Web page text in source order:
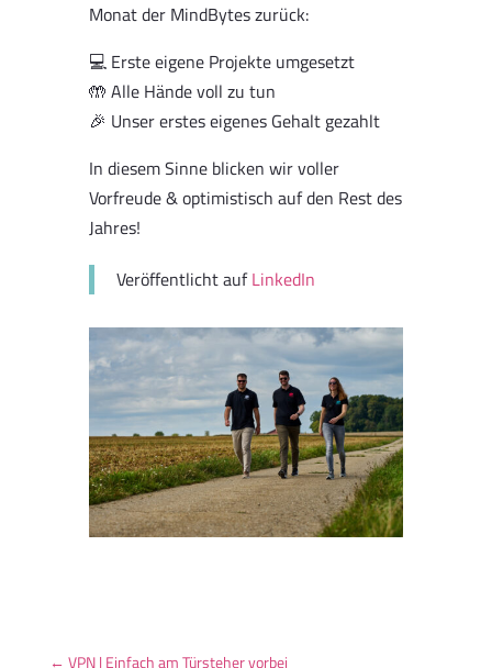
Monat der MindBytes zurück:
💻 Erste eigene Projekte umgesetzt
🤲 Alle Hände voll zu tun
🎉 Unser erstes eigenes Gehalt gezahlt
In diesem Sinne blicken wir voller
Vorfreude & optimistisch auf den Rest des
Jahres!
Veröffentlicht aufLinkedIn
← VPN | Einfach am Türsteher vorbei